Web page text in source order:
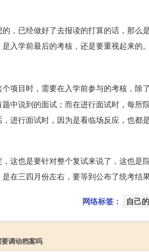
，已经做好了去报读的打算的话，那
入学前最后的考核，还是要重视起来的。
项目时，需要在入学前参与的考核，除
中说到的面试；而在进行面试时，每
进行面试时，因为是看临场反应，也都
这也是要针对整个复试来说了，这也
在三四月份左右，要等到公布了统考结
网络标签： 自己的
调动档案吗